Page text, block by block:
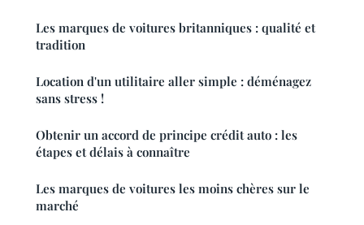
Les marques de voitures britanniques : qualité et
tradition
Location d'un utilitaire aller simple : déménagez
sans stress !
Obtenir un accord de principe crédit auto : les
étapes et délais à connaître
Les marques de voitures les moins chères sur le
marché